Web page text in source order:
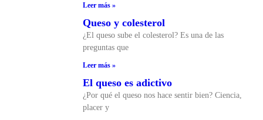
Leer más »
Queso y colesterol
¿El queso sube el colesterol? Es una de las
preguntas que
Leer más »
El queso es adictivo
¿Por qué el queso nos hace sentir bien? Ciencia,
placer y